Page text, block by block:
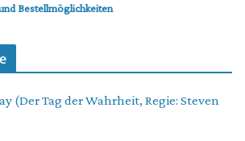
Bestellmöglichkeiten
(Der Tag der Wahrheit, Regie: Steven